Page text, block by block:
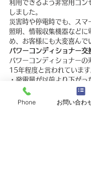
利用できるよう非常用コン
しました。
災害時や停電時でも、スマ
照明、情報収集機器などに
め、お客様にも大変喜んで
パワーコンディショナー交
パワーコンディショナー
15年程度と言われています
・発電量が以前より下がっ
・エラー表示が出る
Phone